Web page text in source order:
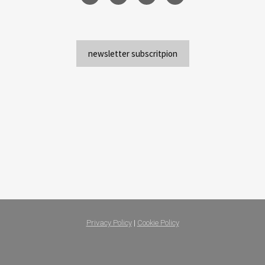
newsletter subscritpion
Privacy Policy| Cookie Policy